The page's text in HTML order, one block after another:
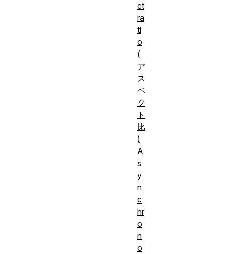
ct
ra
ti
o
(
ア
ス
ペ
ク
ト
比
)
A
s
y
n
c
hr
o
n
o